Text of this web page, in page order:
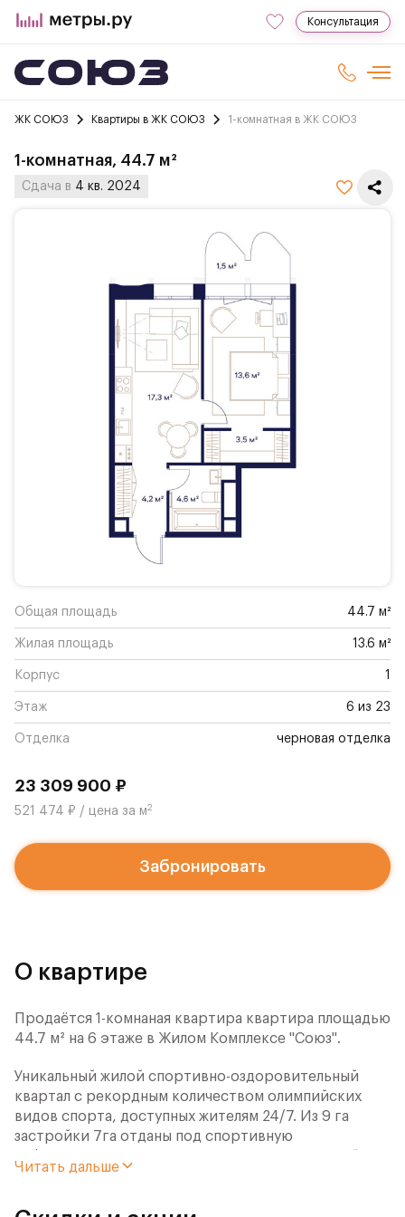
Консультация
ЖК СОЮЗ Квартиры в ЖК СОЮЗ 1-комнатная в ЖК СОЮЗ
1-комнатная, 44.7 м²
Сдача в 4 кв. 2024
Общая площадь 44.7 м²
Жилая площадь 13.6 м²
Корпус 1
Этаж 6 из 23
Отделка черновая отделка
23 309 900 ₽
521 474 ₽ / цена за м2
Забронировать
О квартире
Продаётся 1-комнаная квартира квартира площадью
44.7 м² на 6 этаже в Жилом Комплексе "Союз".
Уникальный жилой спортивно-оздоровительный
квартал с рекордным количеством олимпийских
видов спорта, доступных жителям 24/7. Из 9 га
застройки 7га отданы под спортивную
спортивно-оздоровительного кластера юности и
Читать дальше